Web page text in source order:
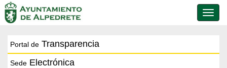
de
Portal de Transparencia
Sede Electrónica